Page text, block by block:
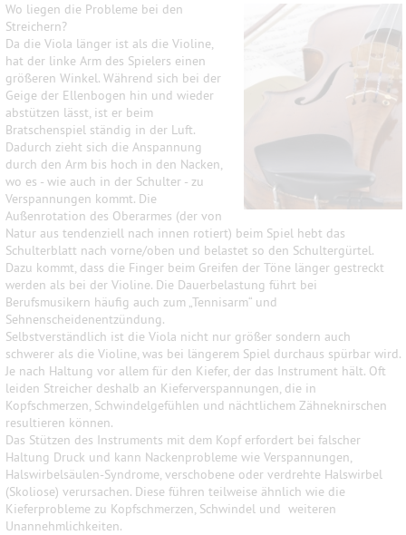
Wo liegen die Probleme bei den
Streichern?
Da die Viola länger ist als die Violine,
hat der linke Arm des Spielers einen
größeren Winkel. Während sich bei der
Geige der Ellenbogen hin und wieder
abstützen lässt, ist er beim
Bratschenspiel ständig in der Luft.
Dadurch zieht sich die Anspannung
durch den Arm bis hoch in den Nacken,
wo es - wie auch in der Schulter - zu
Verspannungen kommt. Die
Außenrotation des Oberarmes (der von
Natur aus tendenziell nach innen rotiert) beim Spiel hebt das
Schulterblatt nach vorne/oben und belastet so den Schultergürtel.
Dazu kommt, dass die Finger beim Greifen der Töne länger gestreckt
werden als bei der Violine. Die Dauerbelastung führt bei
Berufsmusikern häufig auch zum „Tennisarm“ und
Sehnenscheidenentzündung.
Selbstverständlich ist die Viola nicht nur größer sondern auch
schwerer als die Violine, was bei längerem Spiel durchaus spürbar wird.
Je nach Haltung vor allem für den Kiefer, der das Instrument hält. Oft
leiden Streicher deshalb an Kieferverspannungen, die in
Kopfschmerzen, Schwindelgefühlen und nächtlichem Zähneknirschen
resultieren können.
Das Stützen des Instruments mit dem Kopf erfordert bei falscher
Haltung Druck und kann Nackenprobleme wie Verspannungen,
Halswirbelsäulen-Syndrome, verschobene oder verdrehte Halswirbel
(Skoliose) verursachen. Diese führen teilweise ähnlich wie die
Kieferprobleme zu Kopfschmerzen, Schwindel und weiteren
Unannehmlichkeiten.